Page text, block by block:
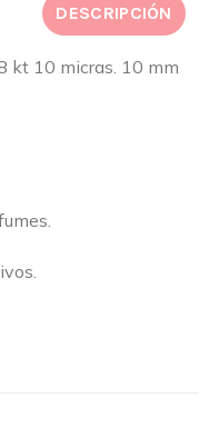
DESCRIPCIÓN
kt 10 micras. 10 mm